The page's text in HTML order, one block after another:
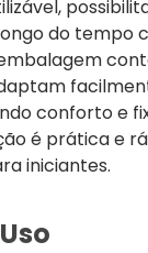
do tempo
conforto e
é prática e
iniciantes.